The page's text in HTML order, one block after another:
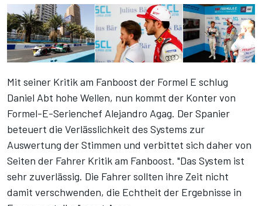
Mit seiner Kritik am Fanboost der Formel E schlug
Daniel Abt hohe Wellen, nun kommt der Konter von
Formel-E-Serienchef Alejandro Agag. Der Spanier
beteuert die Verlässlichkeit des Systems zur
Auswertung der Stimmen und verbittet sich daher von
Seiten der Fahrer Kritik am Fanboost. "Das System ist
sehr zuverlässig. Die Fahrer sollten ihre Zeit nicht
damit verschwenden, die Echtheit der Ergebnisse in